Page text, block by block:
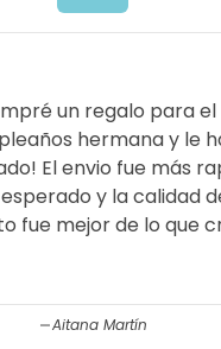
un regalo para el
hermana y le
El envio fue más
y la calidad
fue mejor de lo que
Aitana Martín